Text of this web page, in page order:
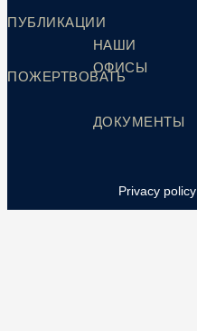
ПУБЛИКАЦИИ
ПОЖЕРТВОВАТЬ
НАШИ
ОФИСЫ
ДОКУМЕНТЫ
Privacy policy